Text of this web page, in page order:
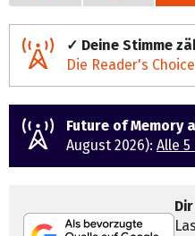
✓ Deine Stimme
Die Reader's
Future of Memory
August 2026): Alle